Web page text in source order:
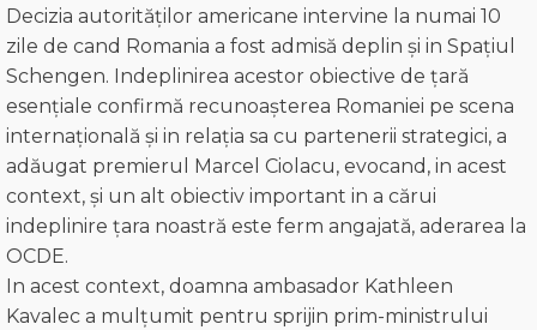
Decizia autorităților americane intervine la numai 10
zile de cand Romania a fost admisă deplin și in Spațiul
Schengen. Indeplinirea acestor obiective de țară
esențiale confirmă recunoașterea Romaniei pe scena
internațională și in relația sa cu partenerii strategici, a
adăugat premierul Marcel Ciolacu, evocand, in acest
context, și un alt obiectiv important in a cărui
indeplinire țara noastră este ferm angajată, aderarea la
OCDE.
In acest context, doamna ambasador Kathleen
Kavalec a mulțumit pentru sprijin prim-ministrului